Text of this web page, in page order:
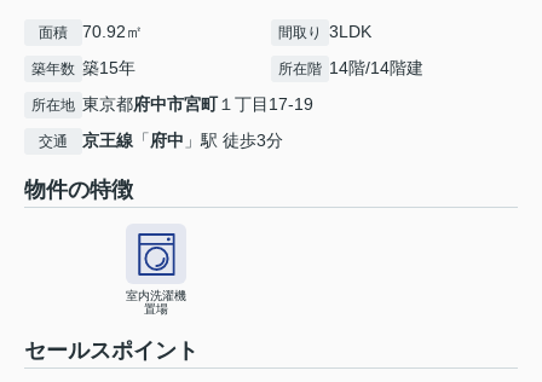
面積 70.92㎡ 間取り 3LDK
築年数 築15年 所在階 14階/14階建
所在地 東京都府中市宮町１丁目17-19
交通 京王線 「府中 」駅 徒歩3分
物件の特徴
室内洗濯機
置場
セールスポイント